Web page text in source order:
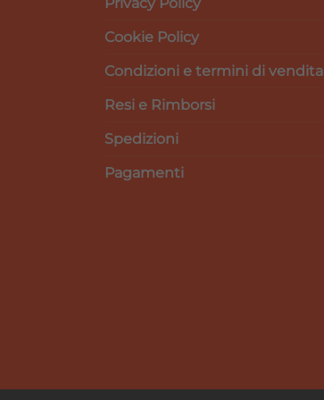
Cookie Policy
Condizioni e termini di vendita
Resi e Rimborsi
Spedizioni
Pagamenti